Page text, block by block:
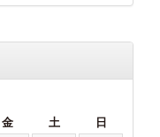
金 土 日